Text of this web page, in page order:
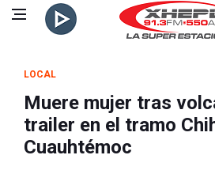
LOCAL
Muere mujer tras
trailer en el tramo
Cuauhtémoc